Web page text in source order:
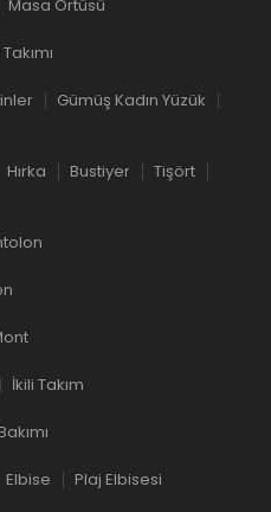
Masa Örtüsü
Gümüş Kadın Yüzük
Hırka Bustiyer
Tişört
İkili Takım
Elbise Plaj Elbisesi